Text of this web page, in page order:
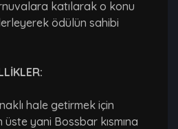
katılarak o konu
ödülün sahibi
hale getirmek için
yani Bossbar kısmına